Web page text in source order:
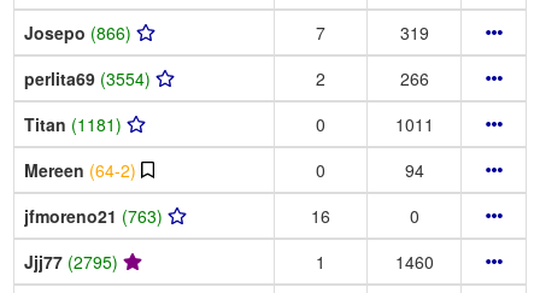
Josepo (866) 7
319
perlita69 (3554) 2
266
Titan (1181) 0
1011
Mereen (64-2) 0
94
jfmoreno21 (763) 16
0
Jjj77 (2795) 1
1460